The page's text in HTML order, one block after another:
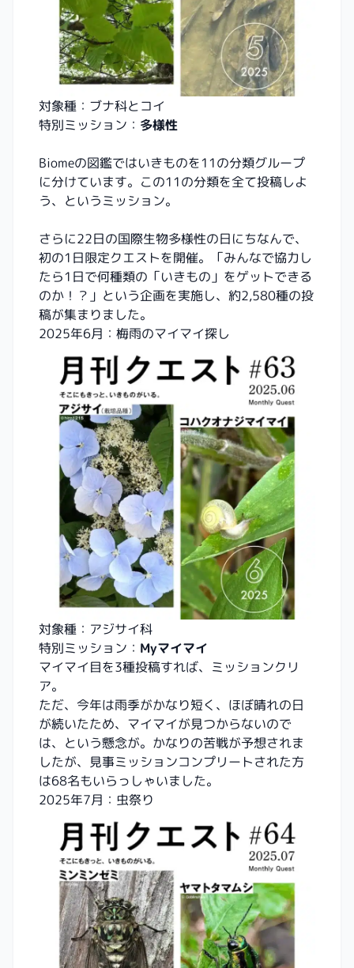
対象種：ブナ科とコイ
特別ミッション： 多様性
Biomeの図鑑ではいきものを11の分類グループ
に分けています。この11の分類を全て投稿しよ
う、というミッション。
さらに22日の国際生物多様性の日にちなんで、
初の1日限定クエストを開催。「みんなで協力し
たら1日で何種類の「いきもの」をゲットできる
のか！？」という企画を実施し、約2,580種の投
稿が集まりました。
2025年6月：梅雨のマイマイ探し
対象種：アジサイ科
特別ミッション： Myマイマイ
マイマイ目を3種投稿すれば、ミッションクリ
ア。
ただ、今年は雨季がかなり短く、ほぼ晴れの日
が続いたため、マイマイが見つからないので
は、という懸念が。かなりの苦戦が予想されま
したが、見事ミッションコンプリートされた方
は68名もいらっしゃいました。
2025年7月：虫祭り